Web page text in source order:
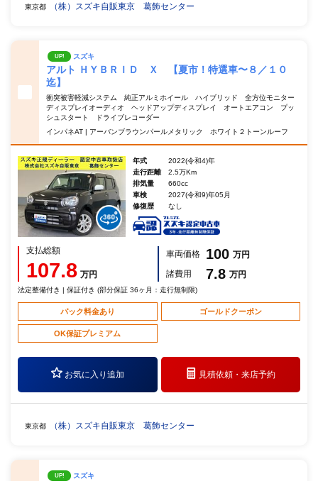
東京都 （株）スズキ自販東京 葛飾センター
UP! スズキ
アルト ＨＹＢＲＩＤ Ｘ 【夏市！特選車〜８／１０
迄】
衝突被害軽減システム 純正アルミホイール ハイブリッド 全方位モニター
ディスプレイオーディオ ヘッドアップディスプレイ オートエアコン プッ
シュスタート ドライブレコーダー
インパネAT | アーバンブラウンパールメタリック ホワイト２トーンルーフ
年式
2022(令和4)年
走行距離
2.5万Km
排気量
660cc
車検
2027(令和9)年05月
修復歴
なし
支払総額
107.8 万円
車両価格 100 万円
諸費用
7.8 万円
法定整備付き | 保証付き (部分保証 36ヶ月：走行無制限)
パック料金あり ゴールドクーポン
OK保証プレミアム
お気に入り追加 見積依頼・来店予約
東京都 （株）スズキ自販東京 葛飾センター
UP! スズキ